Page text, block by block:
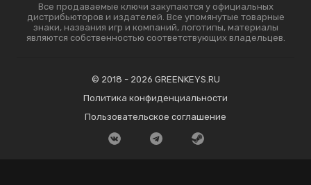
Все продаваемые ключи закупаются у официальных
дистрибьюторов и издателей. Все упомянутые товарные
знаки, названия игр и компаний, логотипы, материалы
являются собственностью соответствующих владельцев.
© 2018 - 2026 GREENKEYS.RU
Политика конфиденциальности
Пользовательское соглашение